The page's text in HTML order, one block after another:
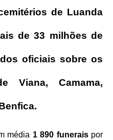
de Luanda
de 33 milhões de
oficiais sobre os
Viana, Camama,
média 1 890 funeraispor